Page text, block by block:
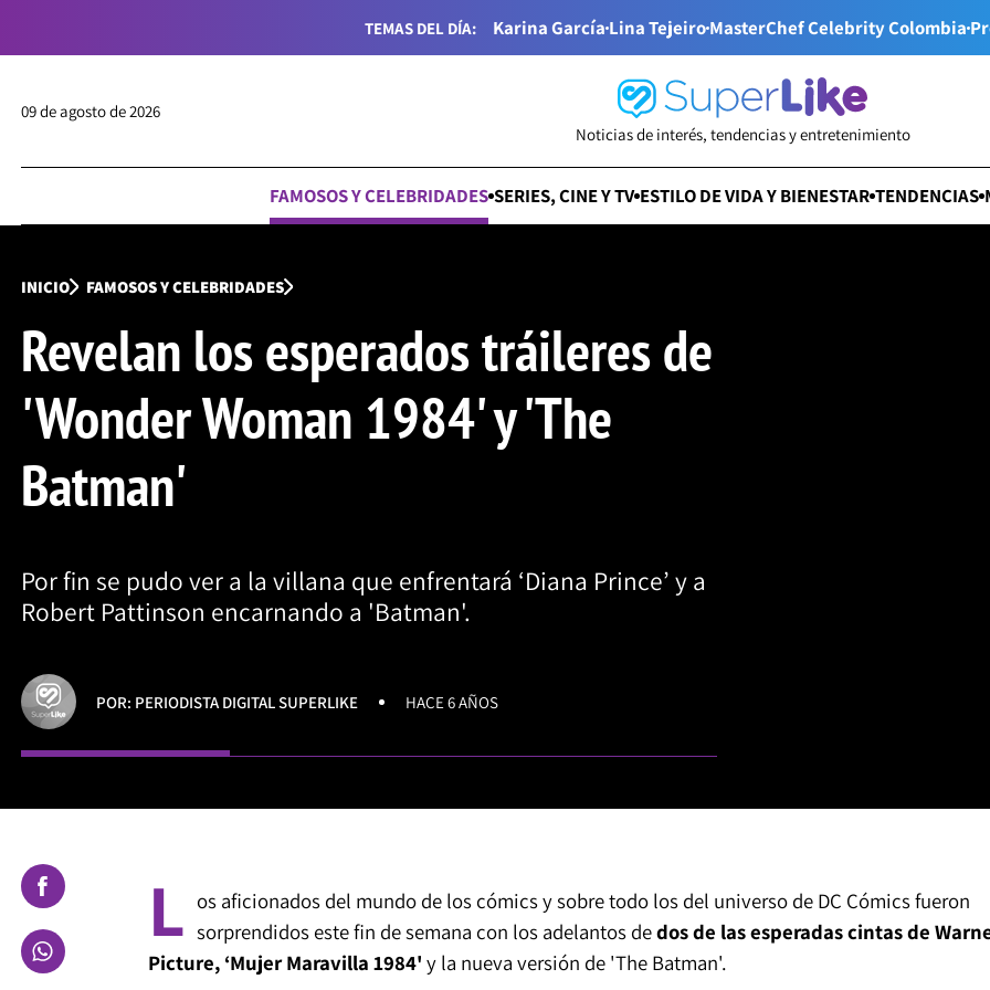
TEMAS DEL DÍA: Karina GarcíaLina TejeiroMasterChef Celebrity Colombia
09 de agosto de 2026
Noticias de interés, tendencias y entretenimiento
FAMOSOS Y CELEBRIDADES SERIES, CINE Y TV ESTILO DE VIDA Y BIENESTAR TENDENCIAS
INICIO FAMOSOS Y CELEBRIDADES
Revelan los esperados tráileres de
'Wonder Woman 1984' y 'The
Batman'
Por fin se pudo ver a la villana que enfrentará ‘Diana Prince’ y a
Robert Pattinson encarnando a 'Batman'.
POR: PERIODISTA DIGITAL SUPERLIKE HACE 6 AÑOS
L os aficionados del mundo de los cómics y sobre todo los del universo de DC Cómics fueron
sorprendidos este fin de semana con los adelantos dedos de las esperadas cintas de
Picture, ‘Mujer Maravilla 1984' y la nueva versión de 'The Batman'.